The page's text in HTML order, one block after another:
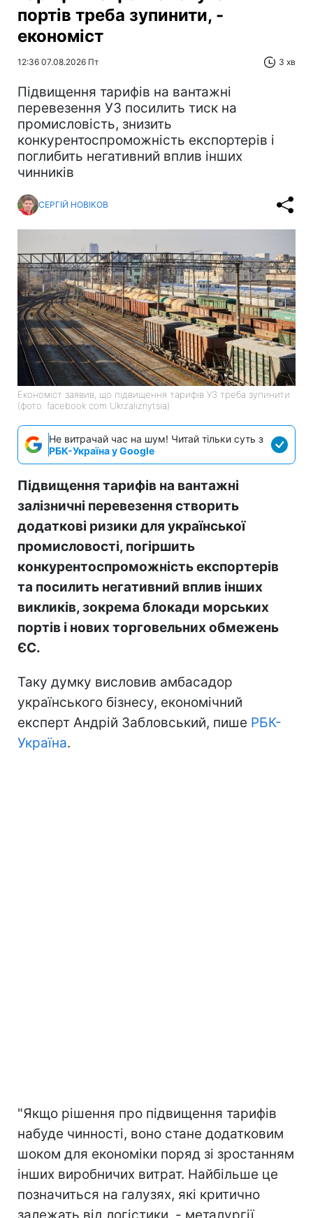
портів треба зупинити, -
економіст
12:36 07.08.2026 Пт 3 хв
Підвищення тарифів на вантажні
перевезення УЗ посилить тиск на
промисловість, знизить
конкурентоспроможність експортерів і
поглибить негативний вплив інших
чинників
СЕРГІЙ НОВІКОВ
Економіст заявив, що підвищення тарифів УЗ треба зупинити
(фото: facebook com Ukrzaliznytsia)
Не витрачай час на шум! Читай тільки суть з
РБК-Україна у Google
Підвищення тарифів на вантажні
залізничні перевезення створить
додаткові ризики для української
промисловості, погіршить
конкурентоспроможність експортерів
та посилить негативний вплив інших
викликів, зокрема блокади морських
портів і нових торговельних обмежень
ЄС.
Таку думку висловив амбасадор
українського бізнесу, економічний
експерт Андрій Забловський, пише РБК-
Україна.
"Якщо рішення про підвищення тарифів
набуде чинності, воно стане додатковим
шоком для економіки поряд зі зростанням
інших виробничих витрат. Найбільше це
позначиться на галузях, які критично
залежать від логістики, - металургії,